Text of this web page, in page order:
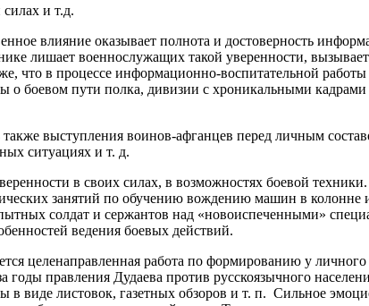
и т.д.
влияние оказывает полнота и достоверность
лишает военнослужащих такой уверенности,
что в процессе информационно-воспитательной
о боевом пути полка, дивизии с хроникальными
выступления воинов-афганцев перед личным
ситуациях и т. д.
в своих силах, в возможностях боевой
занятий по обучению вождению машин в
солдат и сержантов над «новоиспеченными»
ведения боевых действий.
целенаправленная работа по формированию у
правления Дудаева против русскоязычного
в виде листовок, газетных обзоров и т. п. Сильное